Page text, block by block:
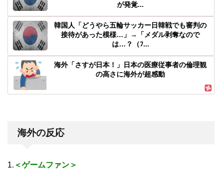
が発覚...
韓国人「どうやら五輪サッカー日韓戦でも審判の
接待があった模様…」→「メダル剥奪なので
は…？（ﾌ...
海外「さすが日本！」日本の医療従事者の倫理観
の高さに海外が超感動
海外の反応
1. ＜ゲームファン＞